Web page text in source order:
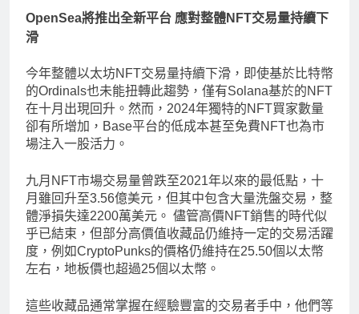
OpenSea將推出全新平台 應對整體NFT交易量持續下
滑
今年整體以太坊NFT交易量持續下滑，即使基於比特幣
的Ordinals也未能扭轉此趨勢，僅有Solana基於的NFT
在十月出現回升。然而，2024年獨特的NFT買家數量
卻有所增加，Base平台的低成本甚至免費NFT也為市
場注入一股活力。
九月NFT市場交易量曾跌至2021年以來的最低點，十
月雖回升至3.56億美元，但其中包含大量洗盤交易，整
體淨損失達2200萬美元。 儘管高價NFT銷售的時代似
乎已結束，但部分高價值收藏品仍維持一定的交易活躍
度，例如CryptoPunks的價格仍維持在25.50個以太幣
左右，地板價也超過25個以太幣。
這些收藏品通常掌握在經驗豐富的交易者手中，他們等